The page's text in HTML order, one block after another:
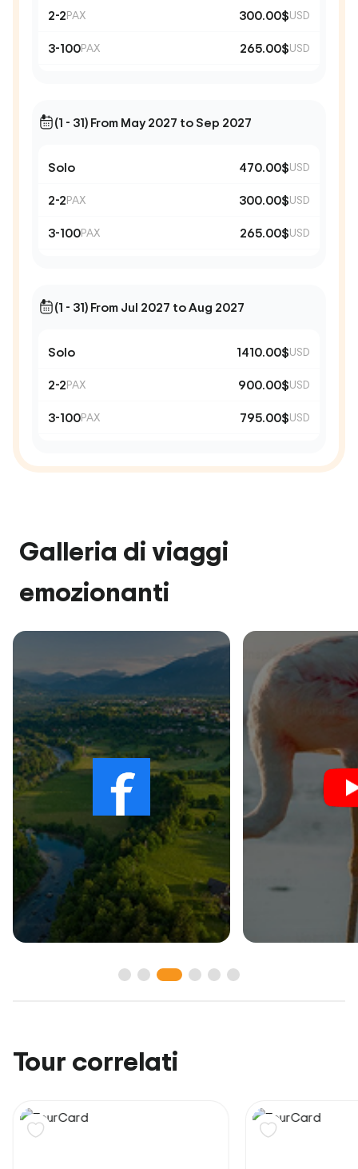
2-2PAX 300.00$USD
3-100PAX 265.00$USD
(1 - 31) From May 2027 to Sep 2027
Solo 470.00$USD
2-2PAX 300.00$USD
3-100PAX 265.00$USD
(1 - 31) From Jul 2027 to Aug 2027
Solo 1410.00$USD
2-2PAX 900.00$USD
3-100PAX 795.00$USD
Galleria di viaggi
emozionanti
Tour correlati